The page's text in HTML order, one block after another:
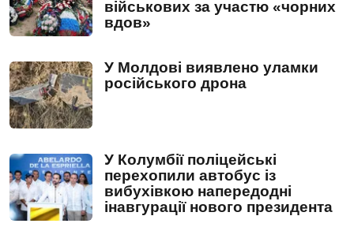
військових за участю «чорних
вдов»
У Молдові виявлено уламки
російського дрона
У Колумбії поліцейські
перехопили автобус із
вибухівкою напередодні
інавгурації нового президента